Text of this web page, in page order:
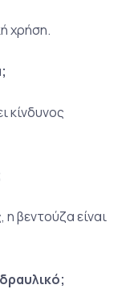
χρήση.
κίνδυνος
βεντούζα είναι